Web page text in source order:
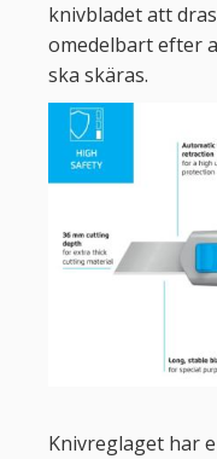
knivbladet att
omedelbart efter
ska skäras.
Knivreglaget har